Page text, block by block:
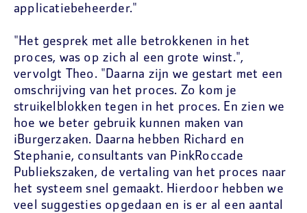
applicatiebeheerder."
"Het gesprek met alle betrokkenen in het
proces, was op zich al een grote winst.",
vervolgt Theo. "Daarna zijn we gestart met een
omschrijving van het proces. Zo kom je
struikelblokken tegen in het proces. En zien we
hoe we beter gebruik kunnen maken van
iBurgerzaken. Daarna hebben Richard en
Stephanie, consultants van PinkRoccade
Publiekszaken, de vertaling van het proces naar
het systeem snel gemaakt. Hierdoor hebben we
veel suggesties opgedaan en is er al een aantal